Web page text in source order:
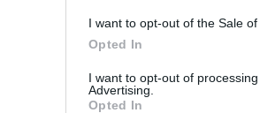
I want to opt-out of the Sale of
Opted In
I want to opt-out of
Advertising.
Opted In